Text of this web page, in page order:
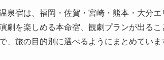
泉宿は、福岡・佐賀・宮崎・熊本・大分
劇を楽しめる本命宿、観劇プランが出る
、旅の目的別に選べるようにまとめていま